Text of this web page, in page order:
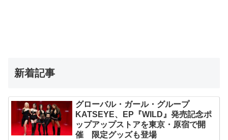
新着記事
グローバル・ガール・グループ
KATSEYE、EP『WILD』発売記念ポ
ップアップストアを東京・原宿で開
催 限定グッズも登場